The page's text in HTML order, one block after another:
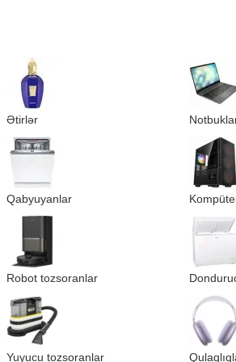
Ətirlər
Qabyuyanlar
Robot tozsoranlar
Yuyucu tozsoranlar